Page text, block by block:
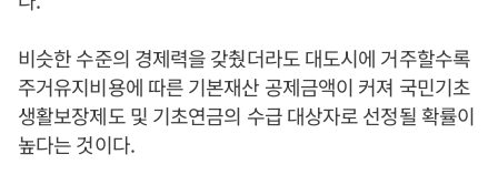
비슷한 수준의 경제력을 갖췄더라도 대도시에 거주할수록
주거유지비용에 따른 기본재산 공제금액이 커져 국민기초
생활보장제도 및 기초연금의 수급 대상자로 선정될 확률이
높다는 것이다.